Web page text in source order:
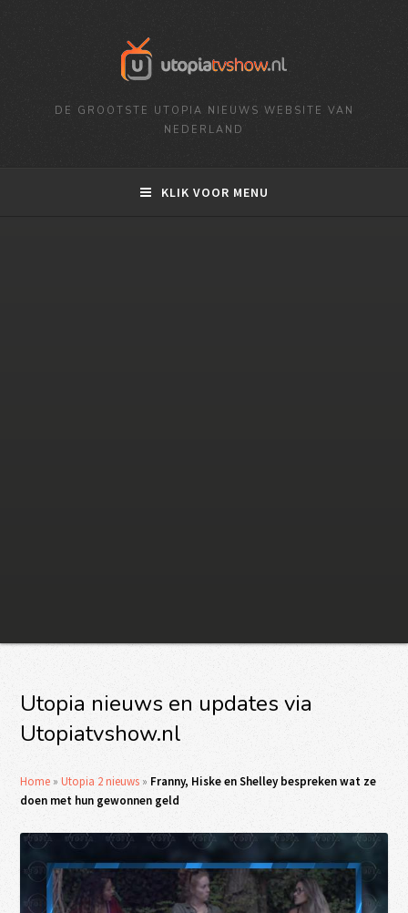
DE GROOTSTE UTOPIA NIEUWS WEBSITE VAN
NEDERLAND
KLIK VOOR MENU
Utopia nieuws en updates via
Utopiatvshow.nl
Home »Utopia 2 nieuws » Franny, Hiske en Shelley bespreken wat ze
doen met hun gewonnen geld